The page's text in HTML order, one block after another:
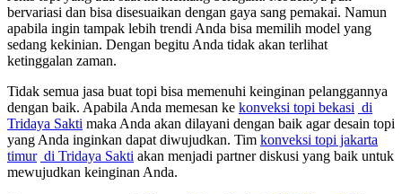
bervariasi dan bisa disesuaikan dengan gaya sang pemakai. Namun
apabila ingin tampak lebih trendi Anda bisa memilih model yang
sedang kekinian. Dengan begitu Anda tidak akan terlihat
ketinggalan zaman.
Tidak semua jasa buat topi bisa memenuhi keinginan pelanggannya
dengan baik. Apabila Anda memesan ke konveksi topi bekasi di
Tridaya Sakti maka Anda akan dilayani dengan baik agar desain topi
yang Anda inginkan dapat diwujudkan. Tim konveksi topi jakarta
timur di Tridaya Sakti akan menjadi partner diskusi yang baik untuk
mewujudkan keinginan Anda.